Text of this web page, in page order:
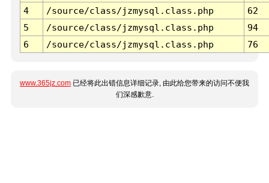
4
/source/class/jzmysql.class.php
62
5
/source/class/jzmysql.class.php
94
6
/source/class/jzmysql.class.php 76
www.365jz.com 已经将此出错信息详细记录, 由此给您带来的访问不便我
们深感歉意.